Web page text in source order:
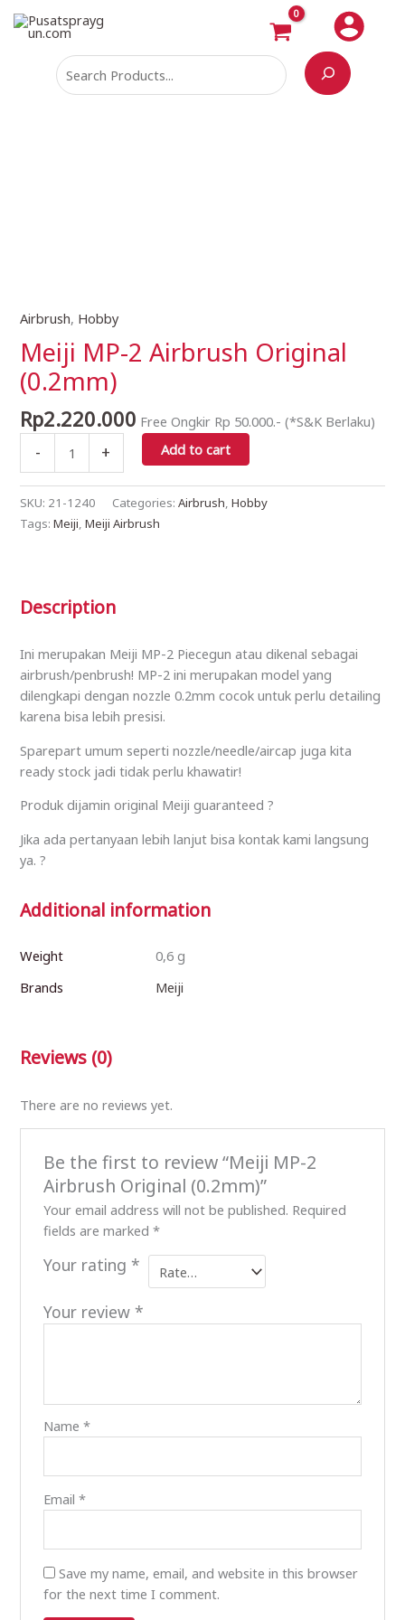
Skip
Airbrush, Hobby
Meiji MP-2 Airbrush Original
(0.2mm)
Rp2.220.000 Free Ongkir Rp 50.000.- (*S&K Berlaku)
-
Meiji
MP-
2
Airbrush
(0.2mm)
+ Add to cart
SKU: 21-1240 Categories:Airbrush,Hobby
Tags:Meiji,Meiji Airbrush
Description
Ini merupakan Meiji MP-2 Piecegun atau dikenal sebagai
airbrush/penbrush! MP-2 ini merupakan model yang
dilengkapi dengan nozzle 0.2mm cocok untuk perlu detailing
karena bisa lebih presisi.
Sparepart umum seperti nozzle/needle/aircap juga kita
ready stock jadi tidak perlu khawatir!
Produk dijamin original Meiji guaranteed ?
Jika ada pertanyaan lebih lanjut bisa kontak kami langsung
ya. ?
Additional information
Weight
0,6 g
Brands
Meiji
Reviews (0)
There are no reviews yet.
Be the first to review “Meiji MP-2
Airbrush Original (0.2mm)”
Your email address will not be published. Required
fields are marked *
Your rating *
Your review *
Name *
Email *
Save my name, email, and website in this browser
for the next time I comment.